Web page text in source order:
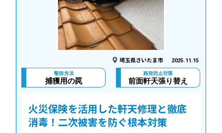
埼玉県さいたま市 2025.11.15
駆除方法
捕獲用の罠
再発防止対策
前面軒天張り替え
火災保険を活用した軒天修理と徹底
消毒！二次被害を防ぐ根本対策